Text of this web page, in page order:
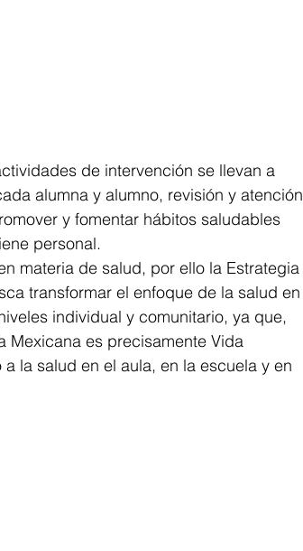
de intervención se llevan a
alumna y alumno, revisión y atención
y fomentar hábitos saludables
personal.
materia de salud, por ello la Estrategia
transformar el enfoque de la salud en
individual y comunitario, ya que,
Mexicana es precisamente Vida
la salud en el aula, en la escuela y en